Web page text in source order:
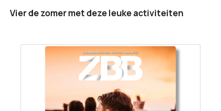
Vier de zomer met deze leuke activiteiten